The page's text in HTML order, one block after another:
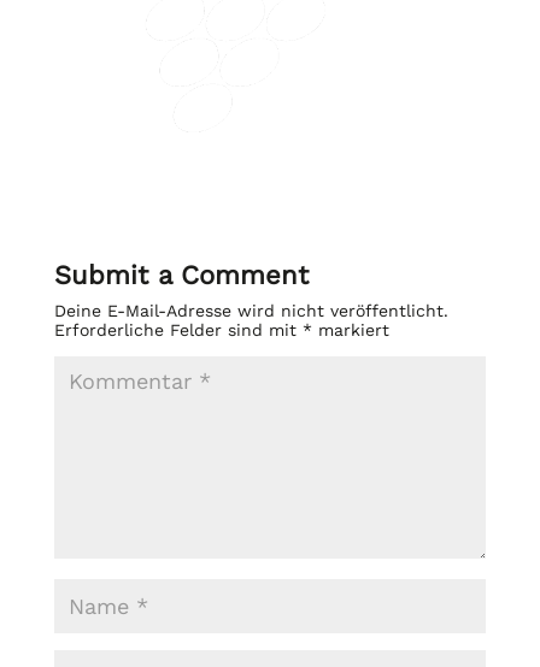
Submit a Comment
Deine E-Mail-Adresse wird nicht veröffentlicht.
Erforderliche Felder sind mit *markiert